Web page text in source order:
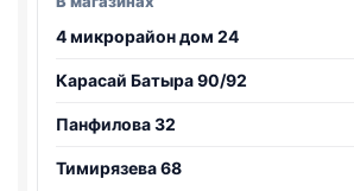
4 микрорайон дом 24
Карасай Батыра 90/92
Панфилова 32
Тимирязева 68